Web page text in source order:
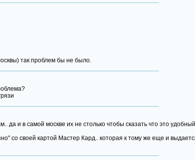
так проблем бы не было.
да и в самой москве их не столько чтобы сказать что это
со своей картой Мастер Кард.. которая к тому же еще и